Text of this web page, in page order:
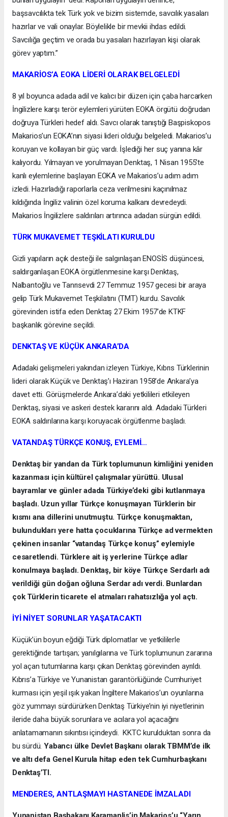
başsavcılıkta tek Türk yok ve bizim sistemde, savcılık yasaları
hazırlar ve vali onaylar. Böylelikle bir mevkii ihdas edildi.
Savcılığa geçtim ve orada bu yasaları hazırlayan kişi olarak
görev yaptım.”
MAKARİOS’A EOKA LİDERİ OLARAK BELGELEDİ
8 yıl boyunca adada adil ve kalıcı bir düzen için çaba harcarken
İngilizlere karşı terör eylemleri yürüten EOKA örgütü doğrudan
doğruya Türkleri hedef aldı. Savcı olarak tanıştığı Başpiskopos
Makarios’un EOKA’nın siyasi lideri olduğu belgeledi. Makarios’u
koruyan ve kollayan bir güç vardı. İşlediği her suç yanına kâr
kalıyordu. Yılmayan ve yorulmayan Denktaş, 1 Nisan 1955’te
kanlı eylemlerine başlayan EOKA ve Makarios’u adım adım
izledi. Hazırladığı raporlarla ceza verilmesini kaçınılmaz
kıldığında İngiliz valinin özel koruma kalkanı devredeydi.
Makarios İngilizlere saldırıları artırınca adadan sürgün edildi.
TÜRK MUKAVEMET TEŞKİLATI KURULDU
Gizli yapıların açık desteği ile salgınlaşan ENOSİS düşüncesi,
saldırganlaşan EOKA örgütlenmesine karşı Denktaş,
Nalbantoğlu ve Tanrısevdi 27 Temmuz 1957 gecesi bir araya
gelip Türk Mukavemet Teşkilatını (TMT) kurdu. Savcılık
görevinden istifa eden Denktaş 27 Ekim 1957’de KTKF
başkanlık görevine seçildi.
DENKTAŞ VE KÜÇÜK ANKARA’DA
Adadaki gelişmeleri yakından izleyen Türkiye, Kıbrıs Türklerinin
lideri olarak Küçük ve Denktaş’ı Haziran 1958’de Ankara’ya
davet etti. Görüşmelerde Ankara’daki yetkilileri etkileyen
Denktaş, siyasi ve askeri destek kararını aldı. Adadaki Türkleri
EOKA saldırılarına karşı koruyacak örgütlenme başladı.
VATANDAŞ TÜRKÇE KONUŞ, EYLEMİ…
Denktaş bir yandan da Türk toplumunun kimliğini yeniden
kazanması için kültürel çalışmalar yürüttü. Ulusal
bayramlar ve günler adada Türkiye’deki gibi kutlanmaya
başladı. Uzun yıllar Türkçe konuşmayan Türklerin bir
kısmı ana dillerini unutmuştu. Türkçe konuşmaktan,
bulundukları yere hatta çocuklarına Türkçe ad vermekten
çekinen insanlar “vatandaş Türkçe konuş” eylemiyle
cesaretlendi. Türklere ait iş yerlerine Türkçe adlar
konulmaya başladı. Denktaş, bir köye Türkçe Serdarlı adı
verildiği gün doğan oğluna Serdar adı verdi. Bunlardan
çok Türklerin ticarete el atmaları rahatsızlığa yol açtı.
İYİ NİYET SORUNLAR YAŞATACAKTI
Küçük’ün boyun eğdiği Türk diplomatlar ve yetkililerle
gerektiğinde tartışan; yanılgılarına ve Türk toplumunun zararına
yol açan tutumlarına karşı çıkan Denktaş görevinden ayrıldı.
Kıbrıs’a Türkiye ve Yunanistan garantörlüğünde Cumhuriyet
kurması için yeşil ışık yakan İngiltere Makarios’un oyunlarına
göz yummayı sürdürürken Denktaş Türkiye’nin iyi niyetlerinin
ileride daha büyük sorunlara ve acılara yol açacağını
anlatamamanın sıkıntısı içindeydi. KKTC kurulduktan sonra da
bu sürdü.Yabancı ülke Devlet Başkanı olarak TBMM’de ilk
ve altı defa Genel Kurula hitap eden tek Cumhurbaşkanı
Denktaş’TI.
MENDERES, ANTLAŞMAYI HASTANEDE İMZALADI